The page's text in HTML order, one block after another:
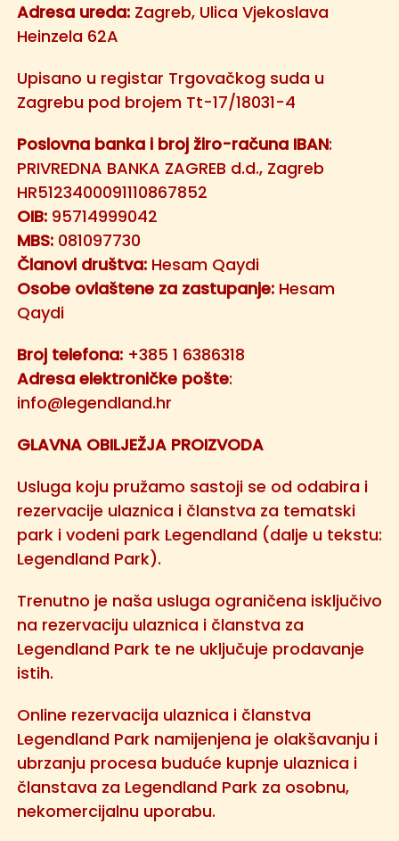
Adresa ureda: Zagreb, Ulica Vjekoslava
Heinzela 62A
Upisano u registar Trgovačkog suda u
Zagrebu pod brojem Tt-17/18031-4
Poslovna banka i broj žiro-računa IBAN:
PRIVREDNA BANKA ZAGREB d.d., Zagreb
HR5123400091110867852
OIB:95714999042
MBS: 081097730
Članovi društva: Hesam Qaydi
Osobe ovlaštene za zastupanje:Hesam
Qaydi
Broj telefona:+385 1 6386318
Adresa elektroničke pošte:
info@legendland.hr
GLAVNA OBILJEŽJA PROIZVODA
Usluga koju pružamo sastoji se od odabira i
rezervacije ulaznica i članstva za tematski
park i vodeni park Legendland (dalje u tekstu:
Legendland Park).
Trenutno je naša usluga ograničena isključivo
na rezervaciju ulaznica i članstva za
Legendland Park te ne uključuje prodavanje
istih.
Online rezervacija ulaznica i članstva
Legendland Park namijenjena je olakšavanju i
ubrzanju procesa buduće kupnje ulaznica i
članstava za Legendland Park za osobnu,
nekomercijalnu uporabu.